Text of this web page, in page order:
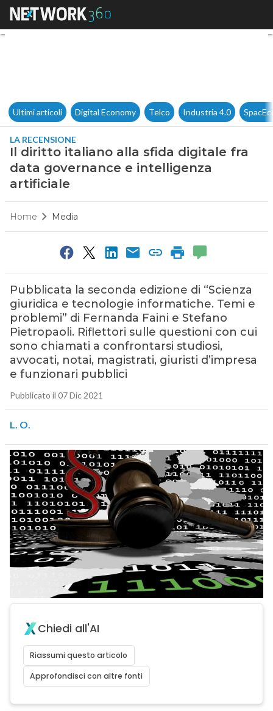
Il diritto italiano alla sfida
Ultimi articoli Digital Economy Telco Industria 4.0
LA RECENSIONE
Il diritto italiano alla sfida digitale fra
data governance e intelligenza
artificiale
Home Media
Pubblicata la seconda edizione di “Scienza
giuridica e tecnologie informatiche. Temi e
problemi” di Fernanda Faini e Stefano
Pietropaoli. Riflettori sulle questioni con cui
sono chiamati a confrontarsi studiosi,
avvocati, notai, magistrati, giuristi d’impresa
e funzionari pubblici
Pubblicato il 07 Dic 2021
L. O.
Chiedi all'AI
Riassumi questo articolo
Approfondisci con altre fonti